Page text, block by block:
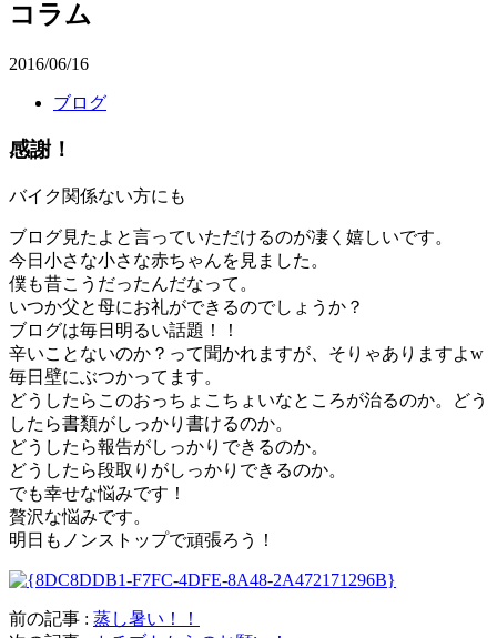
コラム
2016/06/16
ブログ
感謝！
バイク関係ない方にも
ブログ見たよと言っていただけるのが凄く嬉しいです。
今日小さな小さな赤ちゃんを見ました。
僕も昔こうだったんだなって。
いつか父と母にお礼ができるのでしょうか？
ブログは毎日明るい話題！！
辛いことないのか？って聞かれますが、そりゃありますよw
毎日壁にぶつかってます。
どうしたらこのおっちょこちょいなところが治るのか。どう
したら書類がしっかり書けるのか。
どうしたら報告がしっかりできるのか。
どうしたら段取りがしっかりできるのか。
でも幸せな悩みです！
贅沢な悩みです。
明日もノンストップで頑張ろう！
前の記事 : 蒸し暑い！！